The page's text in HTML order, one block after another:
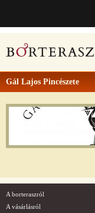
Gál Lajos Pincészete
A borteraszról
A vásárlásról